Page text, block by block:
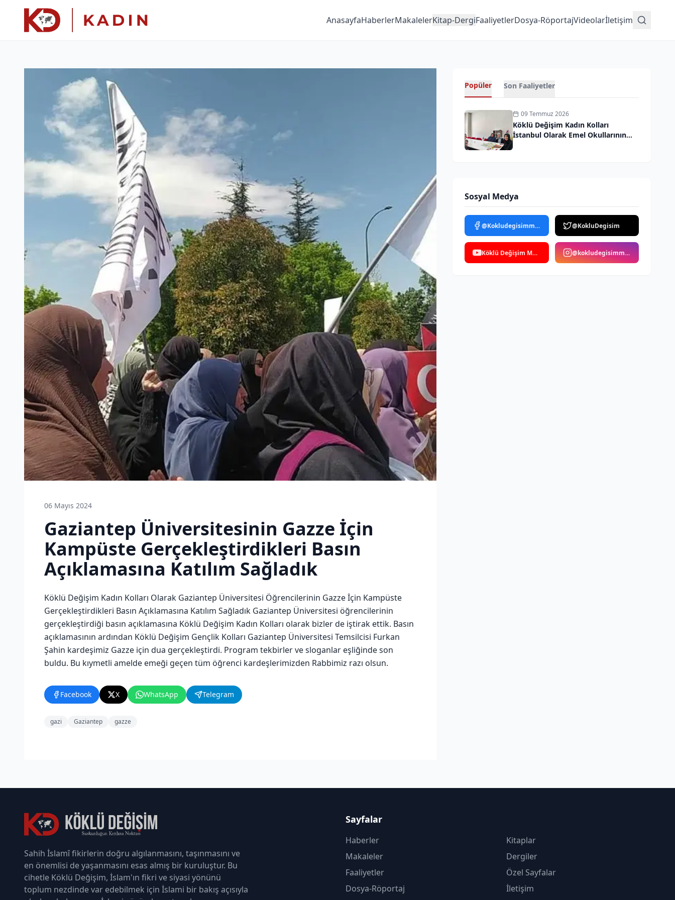
AnasayfaHaberlerMakalelerKitap-DergiFaaliyetlerDosya-RöportajVideolarİletişim
06 Mayıs 2024
Gaziantep Üniversitesinin Gazze İçin
Kampüste Gerçekleştirdikleri Basın
Açıklamasına Katılım Sağladık
Köklü Değişim Kadın Kolları Olarak Gaziantep Üniversitesi Öğrencilerinin Gazze İçin Kampüste
Gerçekleştirdikleri Basın Açıklamasına Katılım Sağladık Gaziantep Üniversitesi öğrencilerinin
gerçekleştirdiği basın açıklamasına Köklü Değişim Kadın Kolları olarak bizler de iştirak ettik. Basın
açıklamasının ardından Köklü Değişim Gençlik Kolları Gaziantep Üniversitesi Temsilcisi Furkan
Şahin kardeşimiz Gazze için dua gerçekleştirdi. Program tekbirler ve sloganlar eşliğinde son
buldu. Bu kıymetli amelde emeği geçen tüm öğrenci kardeşlerimizden Rabbimiz razı olsun.
Facebook X WhatsApp Telegram
gazi Gaziantep gazze
Popüler Son Faaliyetler
09 Temmuz 2026
Köklü Değişim Kadın Kolları
İstanbul Olarak Emel Okullarının
Sosyal Medya
@Kokludegisimmedya @KokluDegisim
Köklü Değişim Medya @kokludegisimmedya
Sahih İslamî fikirlerin doğru algılanmasını, taşınmasını ve
en önemlisi de yaşanmasını esas almış bir kuruluştur. Bu
cihetle Köklü Değişim, İslam'ın fikri ve siyasi yönünü
toplum nezdinde var edebilmek için İslami bir bakış açısıyla
Sayfalar
Haberler
Makaleler
Faaliyetler
Dosya-Röportaj
Kitaplar
Dergiler
Özel Sayfalar
İletişim